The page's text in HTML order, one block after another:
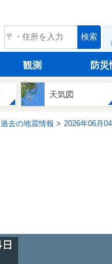
tenki.jp 検索
観測 防災
天気図
過去の地震情報 2026年06月04